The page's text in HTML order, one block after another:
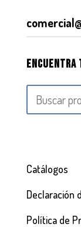
Catálogos
Declaración
Política de